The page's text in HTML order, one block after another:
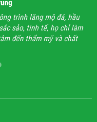
trình lăng mộ đá, hầu
sảo, tinh tế, họ chỉ làm
đến thẩm mỹ và chất